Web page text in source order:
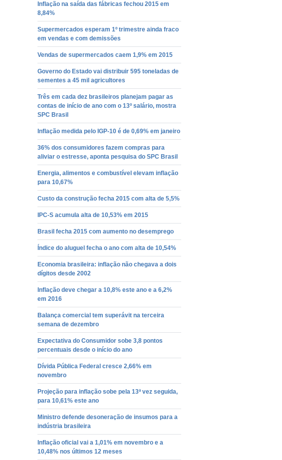
Inflação na saída das fábricas fechou 2015 em
8,84%
Supermercados esperam 1º trimestre ainda fraco
em vendas e com demissões
Vendas de supermercados caem 1,9% em 2015
Governo do Estado vai distribuir 595 toneladas de
sementes a 45 mil agricultores
Três em cada dez brasileiros planejam pagar as
contas de início de ano com o 13º salário, mostra
SPC Brasil
Inflação medida pelo IGP-10 é de 0,69% em janeiro
36% dos consumidores fazem compras para
aliviar o estresse, aponta pesquisa do SPC Brasil
Energia, alimentos e combustível elevam inflação
para 10,67%
Custo da construção fecha 2015 com alta de 5,5%
IPC-S acumula alta de 10,53% em 2015
Brasil fecha 2015 com aumento no desemprego
Índice do aluguel fecha o ano com alta de 10,54%
Economia brasileira: inflação não chegava a dois
dígitos desde 2002
Inflação deve chegar a 10,8% este ano e a 6,2%
em 2016
Balança comercial tem superávit na terceira
semana de dezembro
Expectativa do Consumidor sobe 3,8 pontos
percentuais desde o início do ano
Dívida Pública Federal cresce 2,66% em
novembro
Projeção para inflação sobe pela 13ª vez seguida,
para 10,61% este ano
Ministro defende desoneração de insumos para a
indústria brasileira
Inflação oficial vai a 1,01% em novembro e a
10,48% nos últimos 12 meses